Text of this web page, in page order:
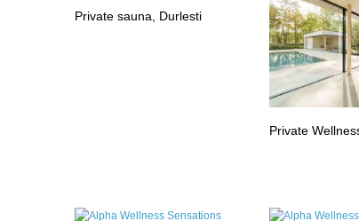
Private sauna, Durlesti
Private